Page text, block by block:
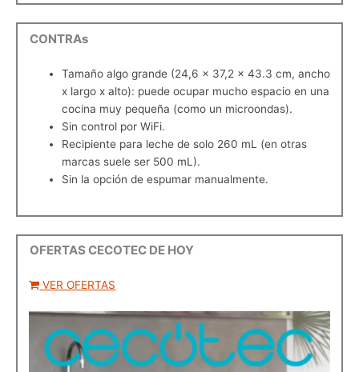
CONTRAs
Tamaño algo grande (24,6 x 37,2 x 43.3 cm, ancho
x largo x alto): puede ocupar mucho espacio en una
cocina muy pequeña (como un microondas).
Sin control por WiFi.
Recipiente para leche de solo 260 mL (en otras
marcas suele ser 500 mL).
Sin la opción de espumar manualmente.
OFERTAS CECOTEC DE HOY
VER OFERTAS